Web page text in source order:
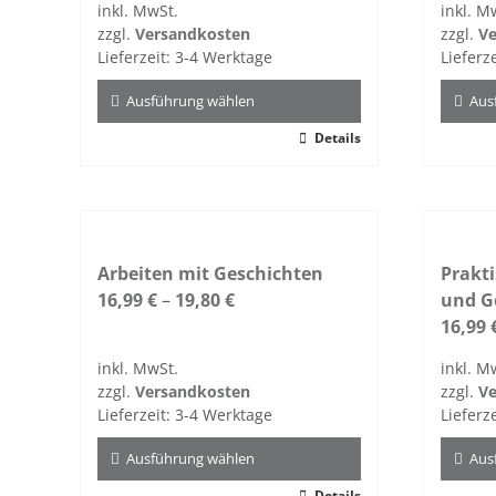
inkl. MwSt.
zzgl. Versandkosten
Lieferzeit: 3-4 Werktage
Ausführung wählen
auf.
Die
auf
der
Produktseite
gewählt
werden
Details
inkl.
zzgl.
auf.
Die
auf
der
Arbeiten mit Geschichten
16,99€– 19,80€
inkl. MwSt.
zzgl. Versandkosten
Lieferzeit: 3-4 Werktage
Ausführung wählen
und
16,99
inkl.
zzgl.